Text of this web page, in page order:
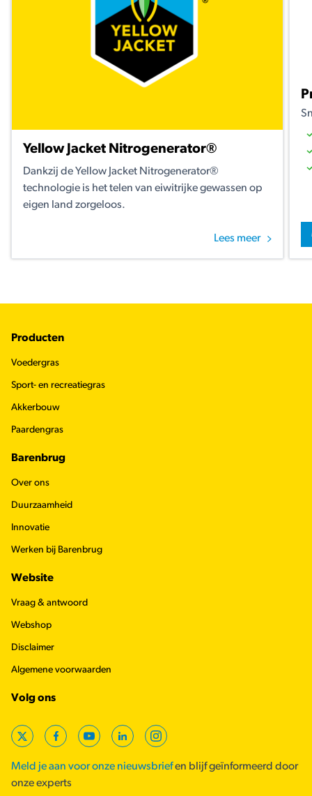
Yellow Jacket Nitrogenerator®
Dankzij de Yellow Jacket Nitrogenerator®
technologie is het telen van eiwitrijke gewassen op
eigen land zorgeloos.
Lees meer
Footer
Producten
Voedergras
Sport- en recreatiegras
Akkerbouw
Paardengras
Barenbrug
Over ons
Duurzaamheid
Innovatie
Werken bij Barenbrug
Website
Vraag & antwoord
Webshop
Disclaimer
Algemene voorwaarden
Volg ons
X FacebookYouTubeLinkedInInstagram
Meld je aan voor onze nieuwsbriefen blijf geïnformeerd door
onze experts